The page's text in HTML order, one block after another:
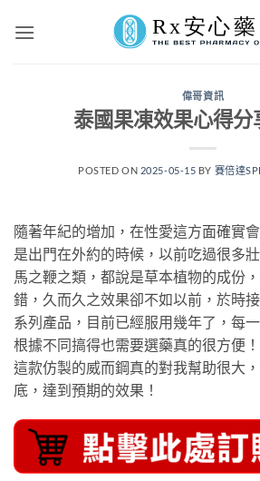
偉哥資訊
泰國果凍效果心得分
POSTED ON 2025-05-15 BY 賽倍達
隨著年紀的增加，在性愛這方面確實
是出門在外約的時候，以前吃過很多
馬之鞭之類，都說是草本植物的成份
錯，久而久之效果卻不如以前，於時
系列產品，目前已經服用幾年了，每
根據不同搞得也需要選藥真的很方便
這款仿製的威而鋼真的對我幫助很大
底，達到預期的效果！